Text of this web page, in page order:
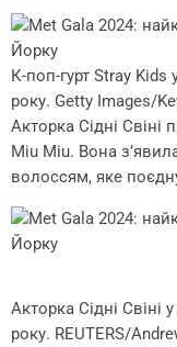
К-поп-гурт Stray
року. Getty Images/
Акторка Сідні Свіні
Miu Miu. Вона
волоссям, яке
Акторка Сідні Свіні
року. REUTERS/